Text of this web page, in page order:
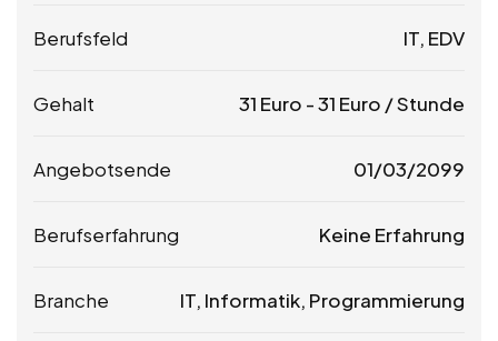
Berufsfeld IT, EDV
Gehalt 31 Euro -31 Euro / Stunde
Angebotsende 01/03/2099
Berufserfahrung Keine Erfahrung
Branche IT, Informatik, Programmierung